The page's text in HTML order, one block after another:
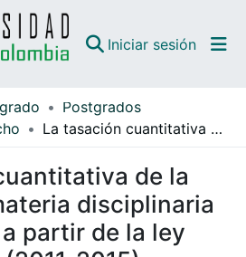
Iniciar sesión
Postgrados
La tasación cuantitativa de la sanción en materia disciplinaria en Colombia a partir de la ley 734 de 2002 (2011-2015)
de la
disciplinaria
partir de la ley